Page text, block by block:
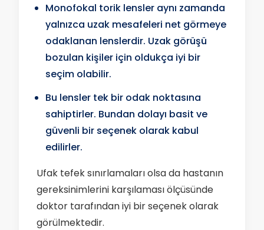
Monofokal torik lensler aynı zamanda
yalnızca uzak mesafeleri net görmeye
odaklanan lenslerdir. Uzak görüşü
bozulan kişiler için oldukça iyi bir
seçim olabilir.
Bu lensler tek bir odak noktasına
sahiptirler. Bundan dolayı basit ve
güvenli bir seçenek olarak kabul
edilirler.
Ufak tefek sınırlamaları olsa da hastanın
gereksinimlerini karşılaması ölçüsünde
doktor tarafından iyi bir seçenek olarak
görülmektedir.